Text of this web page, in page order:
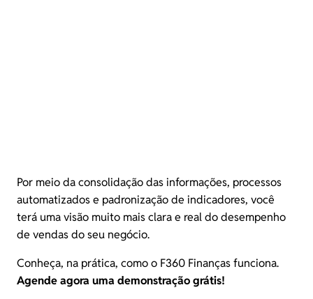
Por meio da consolidação das informações, processos
automatizados e padronização de indicadores, você
terá uma visão muito mais clara e real do desempenho
de vendas do seu negócio.
Conheça, na prática, como o F360 Finanças funciona.
Agende agora uma demonstração grátis!